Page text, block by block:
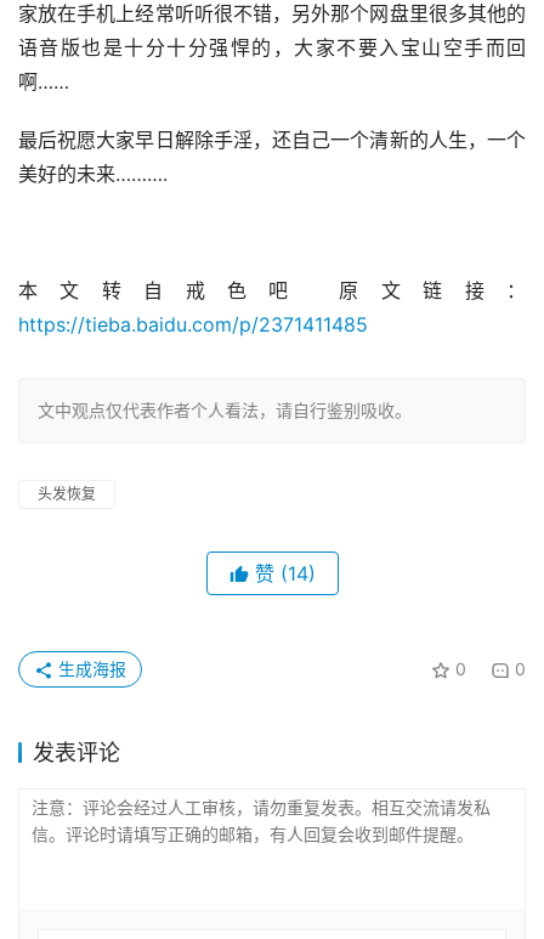
家放在手机上经常听听很不错，另外那个网盘里很多其他的
语音版也是十分十分强悍的，大家不要入宝山空手而回
啊……
最后祝愿大家早日解除手淫，还自己一个清新的人生，一个
美好的未来……….
本文转自戒色吧 原文链接：
https://tieba.baidu.com/p/2371411485
文中观点仅代表作者个人看法，请自行鉴别吸收。
头发恢复
赞 (14)
0 0
生成海报
发表评论